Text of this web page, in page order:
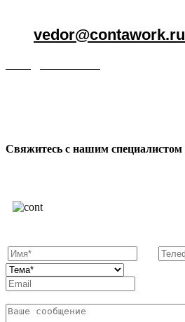
vedor@contawork.ru
Свяжитесь с нашим специалистом